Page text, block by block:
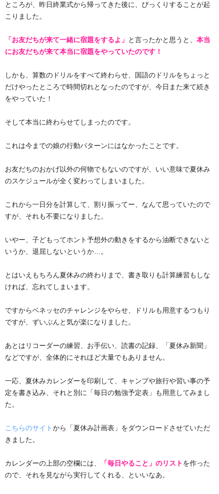
ところが、昨日終業式から帰ってきた後に、びっくりすることが起
こりました。
「お友だちが来て一緒に宿題をするよ」 と言ったかと思うと、 本当
にお友だちが来て本当に宿題をやっていたのです！
しかも、算数のドリルをすべて終わらせ、国語のドリルをちょっと
だけやったところで時間切れとなったのですが、今日また来て続き
をやっていた！
そして本当に終わらせてしまったのです。
これは今までの娘の行動パターンにはなかったことです。
お友だちのおかげ以外の何物でもないのですが、いい意味で夏休み
のスケジュールが全く変わってしまいました。
これから一日分を計算して、割り振ってー、なんて思っていたので
すが、それも不要になりました。
いやー、子どもってホント予想外の動きをするから油断できないと
いうか、退屈しないというか…。
とはいえもちろん夏休みの終わりまで、書き取りも計算練習もしな
ければ、忘れてしまいます。
ですからベネッセのチャレンジをやらせ、ドリルも用意するつもり
ですが、ずいぶんと気が楽になりました。
あとはリコーダーの練習、お手伝い、読書の記録、「夏休み新聞」
などですが、全体的にそれほど大量でもありません。
一応、夏休みカレンダーを印刷して、キャンプや旅行や習い事の予
定を書き込み、それと別に「毎日の勉強予定表」も用意してみまし
た。
こちらのサイトから「夏休み計画表」をダウンロードさせていただ
きました。
カレンダーの上部の空欄には、 「毎日やること」のリストを作った
ので、それを見ながら実行してくれる、といいなあ。